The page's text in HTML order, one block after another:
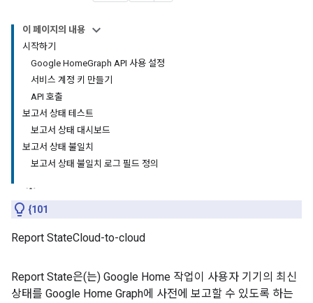
이 페이지의 내용
시작하기
Google HomeGraph API 사용 설정
서비스 계정 키 만들기
API 호출
보고서 상태 테스트
보고서 상태 대시보드
보고서 상태 불일치
보고서 상태 불일치 로그 필드 정의
{101
Report StateCloud-to-cloud
Report State은(는) Google Home 작업이 사용자 기기의 최신
상태를 Google Home Graph에 사전에 보고할 수 있도록 하는